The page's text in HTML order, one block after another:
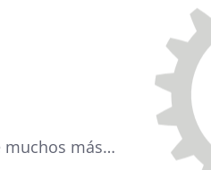
muchos más…